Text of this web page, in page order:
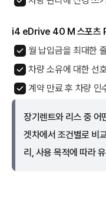
i4 eDrive 40 M 스포츠
월 납입금을 최대한
차량 소유에 대한 선
계약 만료 후 차량 인
장기렌트와 리스 중 어
겟차에서 조건별로 비
리, 사용 목적에 따라